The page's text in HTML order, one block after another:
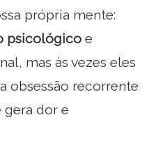
própria mente:
psicológico e
mas às vezes eles
obsessão recorrente
dor e